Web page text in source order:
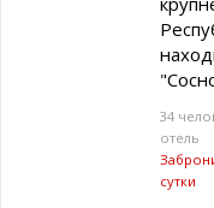
34
отель
сутки